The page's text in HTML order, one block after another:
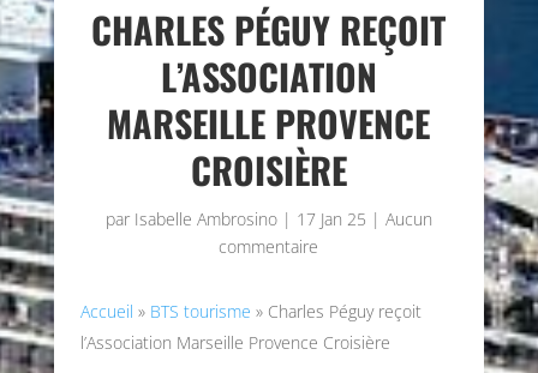
CHARLES PÉGUY REÇOIT
L’ASSOCIATION
MARSEILLE PROVENCE
CROISIÈRE
par Isabelle Ambrosino| 17 Jan 25 | Aucun
commentaire
Accueil » BTS tourisme » Charles Péguy reçoit
l’Association Marseille Provence Croisière